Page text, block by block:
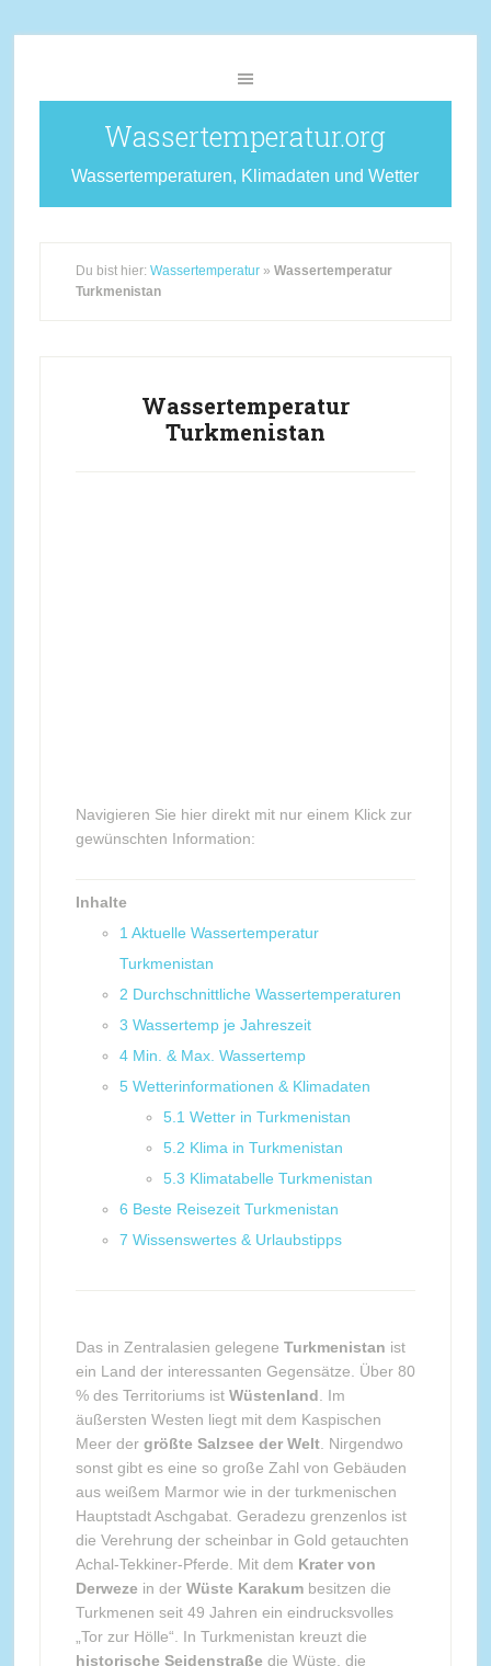
Wassertemperatur.org
Wassertemperaturen, Klimadaten und Wetter
Du bist hier: Wassertemperatur» Wassertemperatur
Turkmenistan
Wassertemperatur
Turkmenistan
Navigieren Sie hier direkt mit nur einem Klick zur
gewünschten Information:
Inhalte
1 Aktuelle Wassertemperatur
Turkmenistan
2 Durchschnittliche Wassertemperaturen
3 Wassertemp je Jahreszeit
4 Min. & Max. Wassertemp
5 Wetterinformationen & Klimadaten
5.1 Wetter in Turkmenistan
5.2 Klima in Turkmenistan
5.3 Klimatabelle Turkmenistan
6 Beste Reisezeit Turkmenistan
7 Wissenswertes & Urlaubstipps
Das in Zentralasien gelegene Turkmenistan ist
ein Land der interessanten Gegensätze. Über 80
% des Territoriums ist Wüstenland . Im
äußersten Westen liegt mit dem Kaspischen
Meer der größte Salzsee der Welt. Nirgendwo
sonst gibt es eine so große Zahl von Gebäuden
aus weißem Marmor wie in der turkmenischen
Hauptstadt Aschgabat. Geradezu grenzenlos ist
die Verehrung der scheinbar in Gold getauchten
Achal-Tekkiner-Pferde. Mit dem Krater von
Derweze in der Wüste Karakumbesitzen die
Turkmenen seit 49 Jahren ein eindrucksvolles
„Tor zur Hölle“. In Turkmenistan kreuzt die
historische Seidenstraße die Wüste, die